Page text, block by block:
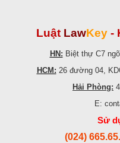
Luật LawKey -
HN: Biệt thự C7
HCM: 26 đường 04,
Hải Phòng:
E:
Sử
(024)